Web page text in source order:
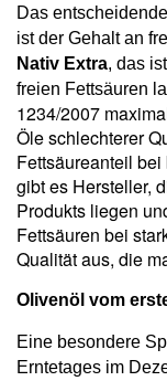
Das
ist der Gehalt an
Nativ Extra, das
freien Fettsäuren
1234/2007
Öle schlechterer
Fettsäureanteil
gibt es Hersteller,
Produkts liegen
Fettsäuren bei
Qualität aus, die
Olivenöl vom
Eine besondere
Erntetages im